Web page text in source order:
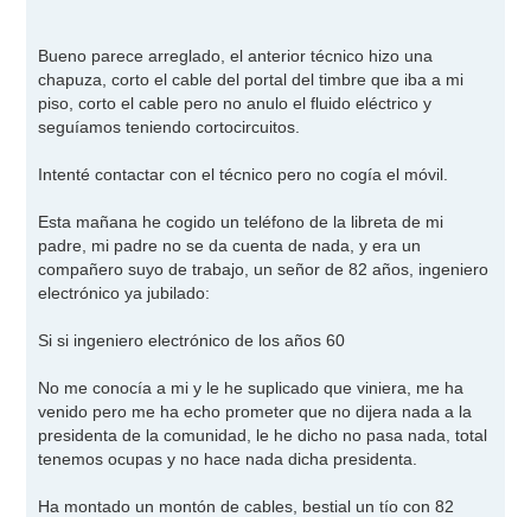
Bueno parece arreglado, el anterior técnico hizo una
chapuza, corto el cable del portal del timbre que iba a mi
piso, corto el cable pero no anulo el fluido eléctrico y
seguíamos teniendo cortocircuitos.
Intenté contactar con el técnico pero no cogía el móvil.
Esta mañana he cogido un teléfono de la libreta de mi
padre, mi padre no se da cuenta de nada, y era un
compañero suyo de trabajo, un señor de 82 años, ingeniero
electrónico ya jubilado:
Si si ingeniero electrónico de los años 60
No me conocía a mi y le he suplicado que viniera, me ha
venido pero me ha echo prometer que no dijera nada a la
presidenta de la comunidad, le he dicho no pasa nada, total
tenemos ocupas y no hace nada dicha presidenta.
Ha montado un montón de cables, bestial un tío con 82